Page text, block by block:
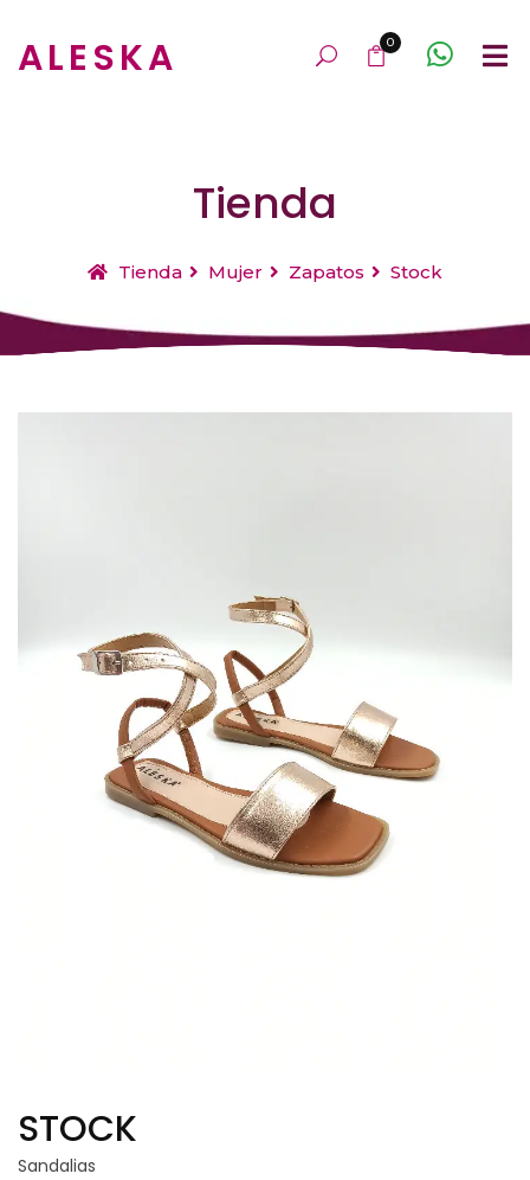
ALESKA 0
Tienda
Tienda Mujer Zapatos Stock
STOCK
Sandalias